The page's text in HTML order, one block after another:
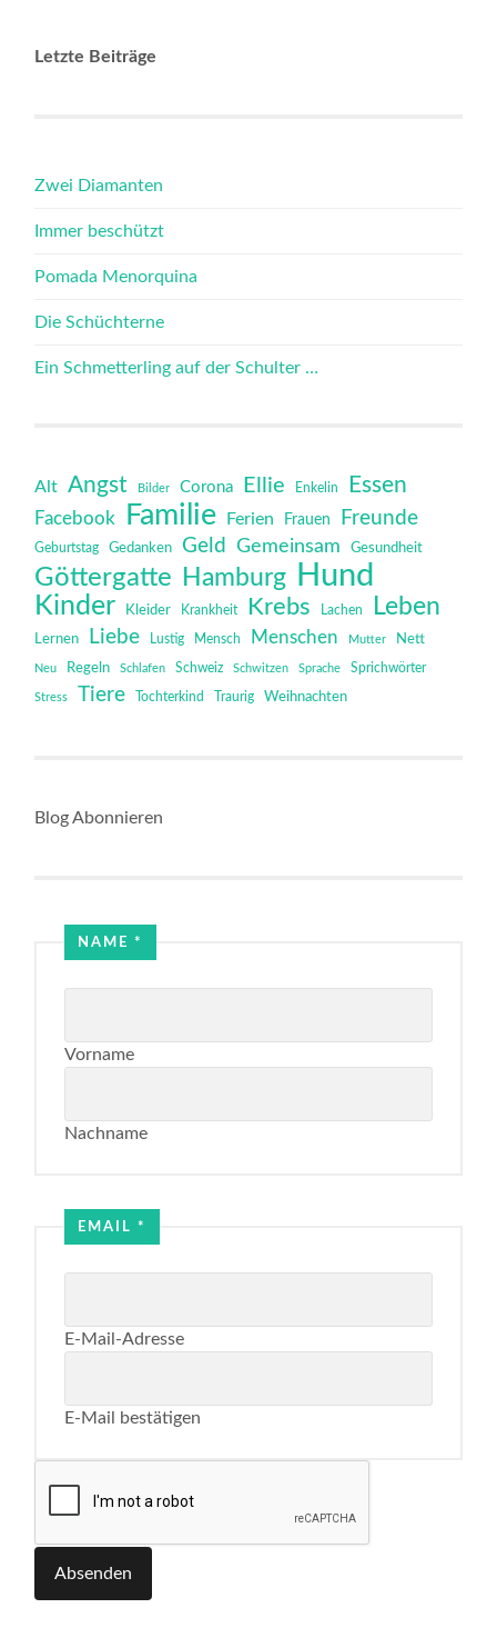
Letzte Beiträge
Zwei Diamanten
Immer beschützt
Pomada Menorquina
Die Schüchterne
Ein Schmetterling auf der Schulter …
Alt Angst Bilder Corona Ellie Enkelin Essen
Facebook Familie Ferien Frauen Freunde
Geburtstag Gedanken Geld Gemeinsam Gesundheit
Göttergatte Hamburg Hund
Kinder Kleider Krankheit Krebs Lachen Leben
Lernen Liebe Lustig Mensch Menschen Mutter Nett
Neu Regeln Schlafen Schweiz Schwitzen Sprache Sprichwörter
Stress Tiere Tochterkind Traurig Weihnachten
Blog Abonnieren
Name
Email
NAME*
Vorname
Nachname
EMAIL*
E-Mail-Adresse
E-Mail bestätigen
Absenden